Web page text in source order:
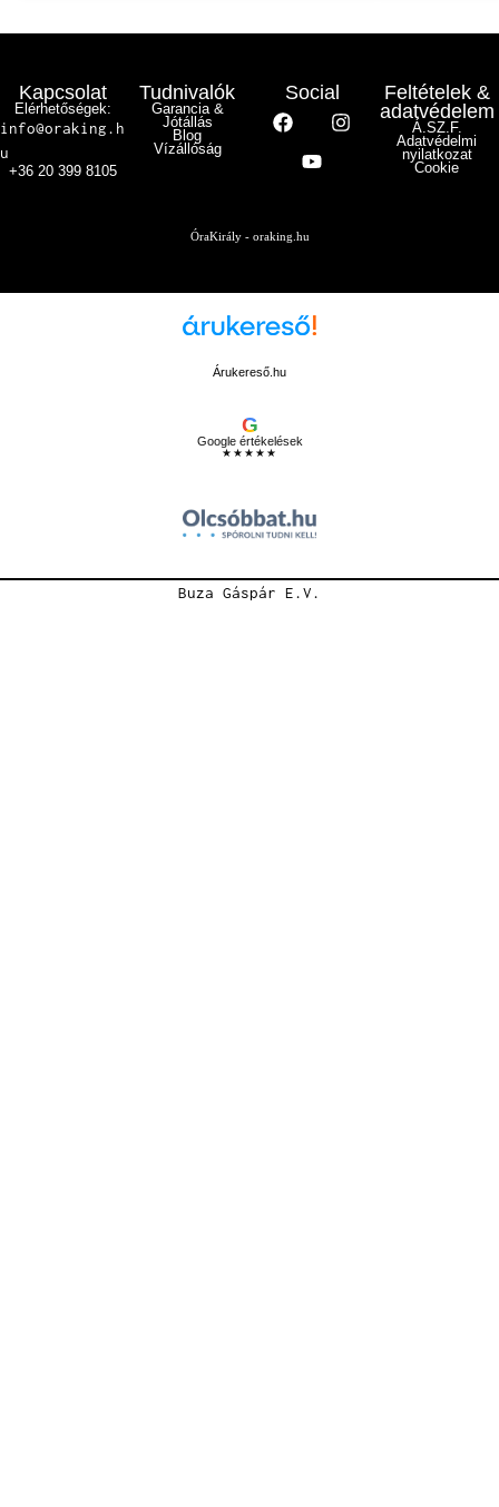
Kapcsolat
Elérhetőségek:
info@oraking.h
u
+36 20 399 8105
Tudnivalók
Garancia &
Jótállás
Blog
Vízállóság
Social
Feltételek &
adatvédelem
Á.SZ.F.
Adatvédelmi
nyilatkozat
Cookie
ÓraKirály - oraking.hu
Árukereső.hu
G
Google értékelések
★★★★★
Buza Gáspár E.V.